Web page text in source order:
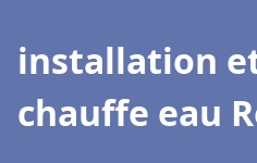
installation
chauffe eau